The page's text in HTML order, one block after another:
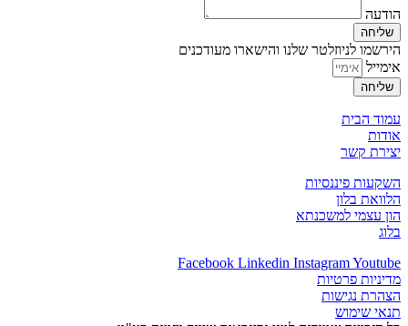
הודעה
שליחה
הירשמו לניוזלטר שלנו והישארו מעודכנים
אימייל
שליחה
עמוד הבית
אודות
יצירת קשר
השקעות פיננסיות
הלוואת בלון
הון עצמי למשכנתא
בלוג
Facebook Linkedin InstagramYoutube
מדיניות פרטיות
הצהרת נגישות
תנאי שימוש